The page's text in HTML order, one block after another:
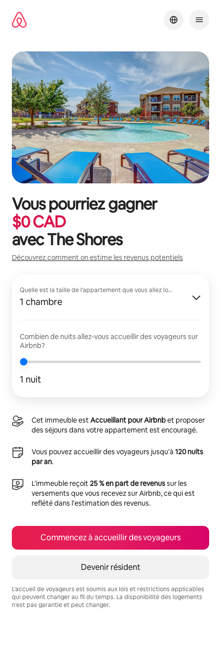
directement
Vous pourriez gagner
$0CAD
avecThe Shores
Découvrez comment on estime les revenus potentiels
Quelle est la taille de l'appartement que vous allez louer?
1 chambre
Combien de nuits allez-vous accueillir des voyageurs sur
Airbnb?
1 nuit
Cet immeuble estAccueillant pour Airbnbet proposer
des séjours dans votre appartement est encouragé.
Vous pouvez accueillir des voyageurs jusqu'à 120 nuits
par an.
L'immeuble reçoit25 % en part de revenussur les
versements que vous recevez sur Airbnb, ce qui est
reflété dans l'estimation des revenus.
Commencez à accueillir des voyageurs
Devenir résident
L'accueil de voyageurs est soumis aux lois et restrictions applicables
qui peuvent changer au fil du temps. La disponibilité des logements
n'est pas garantie et peut changer.